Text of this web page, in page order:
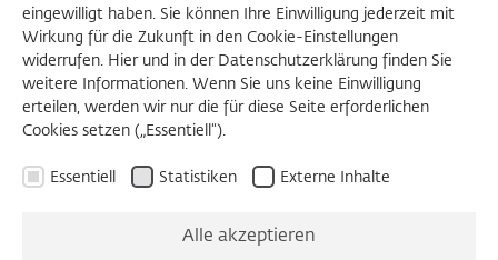
eingewilligt haben. Sie können Ihre Einwilligung jederzeit mit
Wirkung für die Zukunft in den Cookie-Einstellungen
widerrufen. Hier und in der Datenschutzerklärung finden Sie
weitere Informationen. Wenn Sie uns keine Einwilligung
erteilen, werden wir nur die für diese Seite erforderlichen
Cookies setzen („Essentiell“).
Essentiell Statistiken Externe Inhalte
Alle akzeptieren